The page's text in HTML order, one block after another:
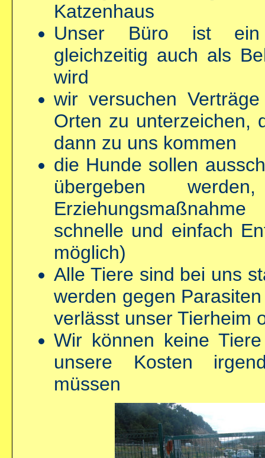
Katzenhaus
Unser Büro ist ein
gleichzeitig auch als
wird
wir versuchen
Orten zu unterzeichen,
dann zu uns kommen
die Hunde sollen
übergeben
schnelle und einfach
möglich)
Alle Tiere sind bei uns
werden gegen
verlässt unser Tierheim
Wir können keine
unsere Kosten
müssen